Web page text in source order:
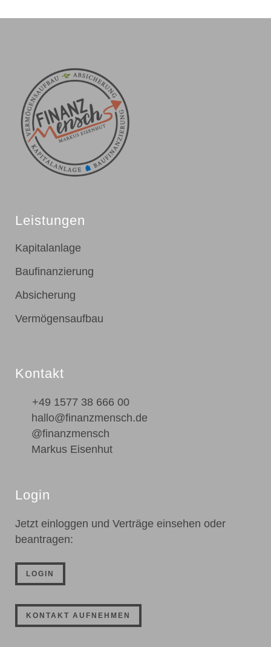
Leistungen
Kapitalanlage
Baufinanzierung
Absicherung
Vermögensaufbau
Kontakt
+49 1577 38 666 00
hallo@finanzmensch.de
@finanzmensch
Markus Eisenhut
Login
Jetzt einloggen und Verträge einsehen oder
beantragen:
LOGIN
KONTAKT AUFNEHMEN